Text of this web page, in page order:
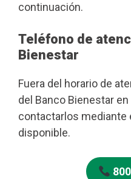
continuación.
Teléfono de
Bienestar
Fuera del horario de
del Banco Bienestar
contactarlos mediante
disponible.